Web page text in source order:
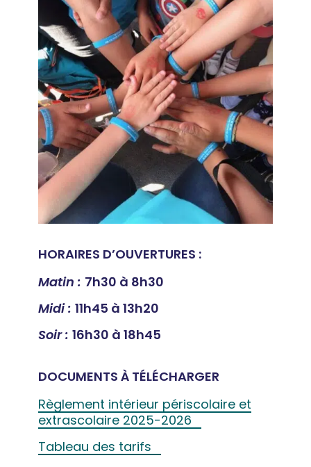
HORAIRES D’OUVERTURES :
Matin : 7h30 à 8h30
Midi : 11h45 à 13h20
Soir : 16h30 à 18h45
DOCUMENTS À TÉLÉCHARGER
Règlement intérieur périscolaire et
extrascolaire 2025-2026
Tableau des tarifs